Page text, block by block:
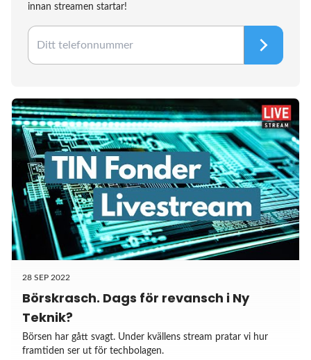
innan streamen startar!
28 SEP 2022
Börskrasch. Dags för revansch i Ny
Teknik?
Börsen har gått svagt. Under kvällens stream pratar vi hur
framtiden ser ut för techbolagen.